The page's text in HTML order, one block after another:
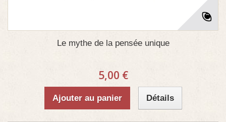
Le mythe de la pensée unique
5,00 €
Ajouter au panier Détails